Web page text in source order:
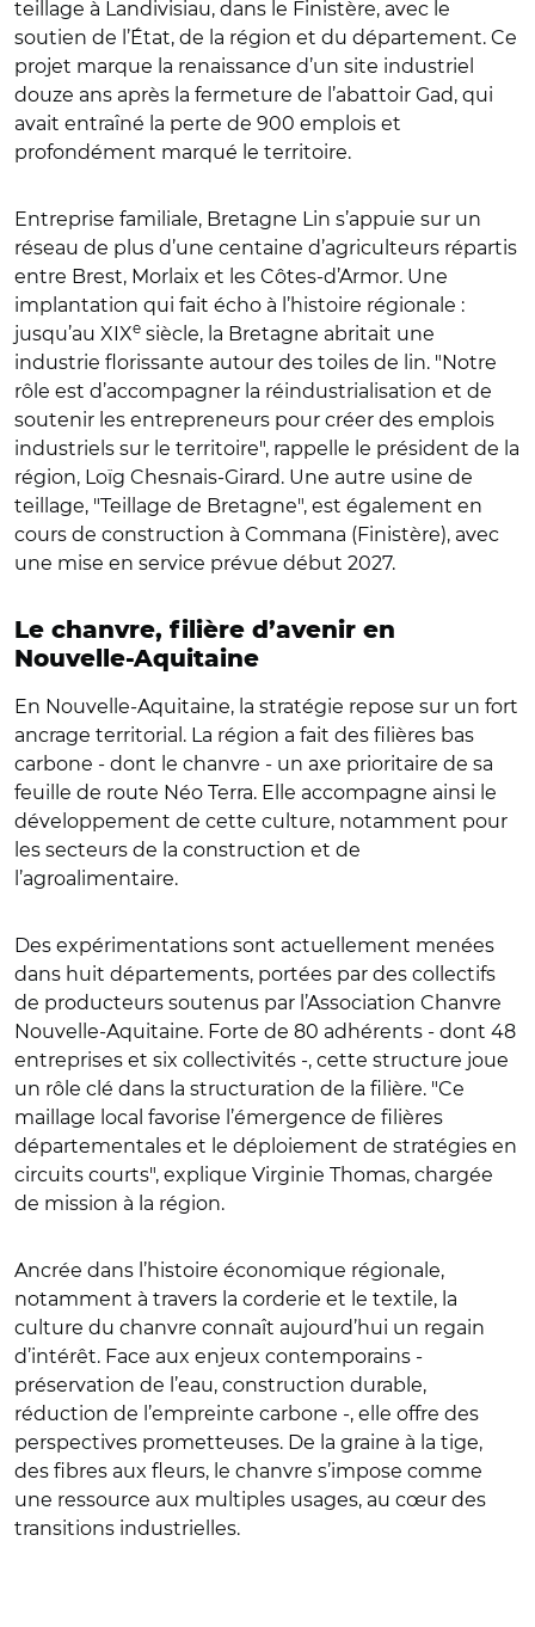
teillage à Landivisiau, dans le Finistère, avec le
soutien de l’État, de la région et du département. Ce
projet marque la renaissance d’un site industriel
douze ans après la fermeture de l’abattoir Gad, qui
avait entraîné la perte de 900 emplois et
profondément marqué le territoire.
Entreprise familiale, Bretagne Lin s’appuie sur un
réseau de plus d’une centaine d’agriculteurs répartis
entre Brest, Morlaix et les Côtes-d’Armor. Une
implantation qui fait écho à l’histoire régionale :
jusqu’au XIXe siècle, la Bretagne abritait une
industrie florissante autour des toiles de lin. "Notre
rôle est d’accompagner la réindustrialisation et de
soutenir les entrepreneurs pour créer des emplois
industriels sur le territoire", rappelle le président de la
région, Loïg Chesnais-Girard. Une autre usine de
teillage, "Teillage de Bretagne", est également en
cours de construction à Commana (Finistère), avec
une mise en service prévue début 2027.
Le chanvre, filière d’avenir en
Nouvelle-Aquitaine
En Nouvelle-Aquitaine, la stratégie repose sur un fort
ancrage territorial. La région a fait des filières bas
carbone - dont le chanvre - un axe prioritaire de sa
feuille de route Néo Terra. Elle accompagne ainsi le
développement de cette culture, notamment pour
les secteurs de la construction et de
l’agroalimentaire.
Des expérimentations sont actuellement menées
dans huit départements, portées par des collectifs
de producteurs soutenus par l’Association Chanvre
Nouvelle-Aquitaine. Forte de 80 adhérents - dont 48
entreprises et six collectivités -, cette structure joue
un rôle clé dans la structuration de la filière. "Ce
maillage local favorise l’émergence de filières
départementales et le déploiement de stratégies en
circuits courts", explique Virginie Thomas, chargée
de mission à la région.
Ancrée dans l’histoire économique régionale,
notamment à travers la corderie et le textile, la
culture du chanvre connaît aujourd’hui un regain
d’intérêt. Face aux enjeux contemporains -
préservation de l’eau, construction durable,
réduction de l’empreinte carbone -, elle offre des
perspectives prometteuses. De la graine à la tige,
des fibres aux fleurs, le chanvre s’impose comme
une ressource aux multiples usages, au cœur des
transitions industrielles.